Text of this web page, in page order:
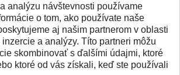
SPÄŤ NA VRCH
analýzu návštevnosti používame
o tom, ako používate naše
aj našim partnerom v oblasti
a analýzy. Títo partneri môžu
skombinovať s ďalšími údajmi, ktoré
ktoré od vás získali, keď ste používali